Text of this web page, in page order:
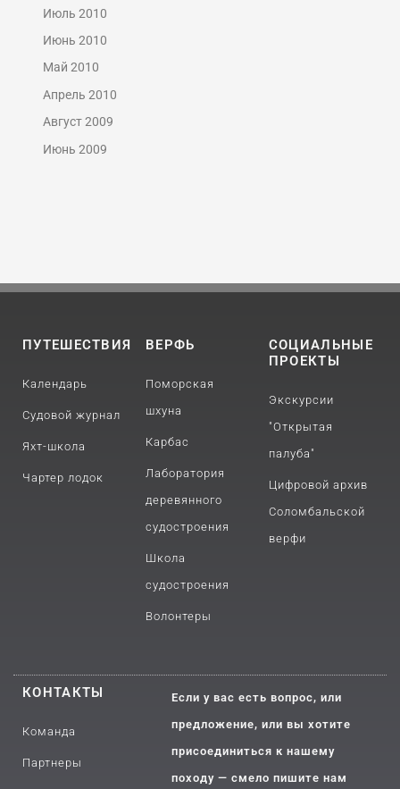
Июль 2010
Июнь 2010
Май 2010
Апрель 2010
Август 2009
Июнь 2009
ПУТЕШЕСТВИЯ
Календарь
Судовой журнал
Яхт-школа
Чартер лодок
ВЕРФЬ
Поморская
шхуна
Карбас
Лаборатория
деревянного
судостроения
Школа
судостроения
Волонтеры
СОЦИАЛЬНЫЕ
ПРОЕКТЫ
Экскурсии
"Открытая
палуба"
Цифровой архив
Соломбальской
верфи
КОНТАКТЫ
Команда
Партнеры
Если у вас есть вопрос, или
предложение, или вы хотите
присоединиться к нашему
походу — смело пишите нам